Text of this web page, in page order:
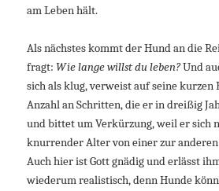
am Leben hält.
Als nächstes kommt der Hund an die
fragt:Wie lange willst du leben?Und
sich als klug, verweist auf seine kurzen
Anzahl an Schritten, die er in dreißig
und bittet um Verkürzung, weil er sich
knurrender Alter von einer zur
Auch hier ist Gott gnädig und erlässt
wiederum realistisch, denn Hunde